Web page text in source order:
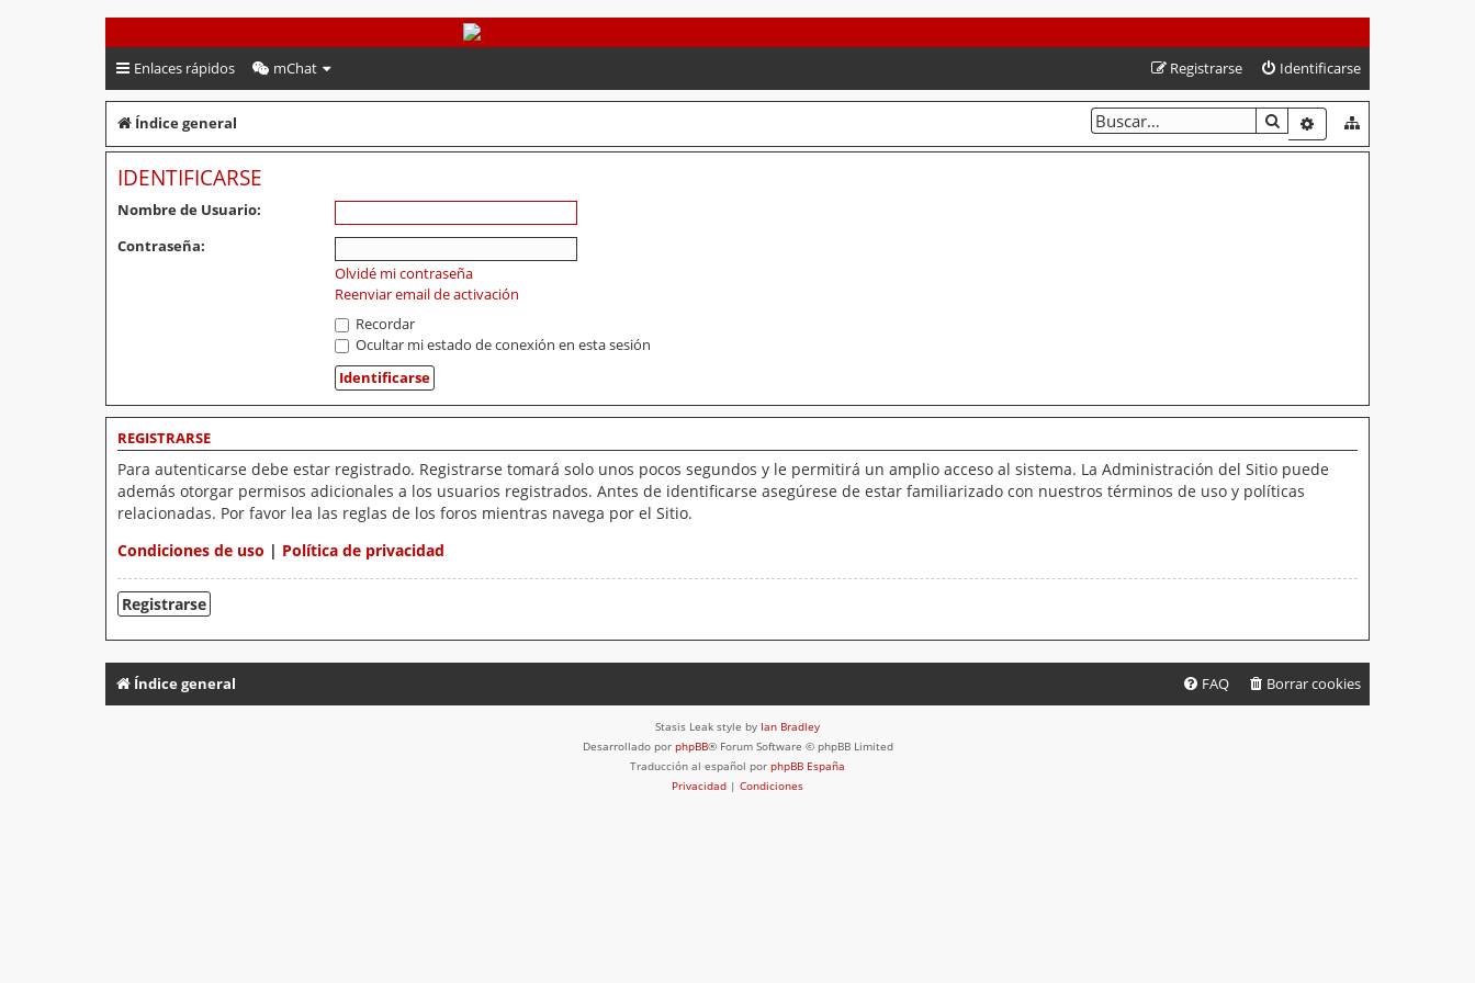
PeruVoley.com
Enlaces rápidos mChat Identificarse
Registrarse
Índice general BUSCARBÚSQUEDA
IDENTIFICARSE
Nombre de Usuario:
Contraseña:
Olvidé mi contraseña
Reenviar email de activación
Recordar
Ocultar mi estado de conexión en esta sesión
REGISTRARSE
Para autenticarse debe estar registrado. Registrarse tomará solo unos pocos segundos y le permitirá un amplio acceso al sistema. La Administración del Sitio puede
además otorgar permisos adicionales a los usuarios registrados. Antes de identificarse asegúrese de estar familiarizado con nuestros términos de uso y políticas
relacionadas. Por favor lea las reglas de los foros mientras navega por el Sitio.
Condiciones de uso | Política de privacidad
Registrarse
Índice general Borrar cookies
FAQ
Stasis Leak style by Ian Bradley
Desarrollado por phpBB® Forum Software © phpBB Limited
Traducción al español por phpBB España
Privacidad | Condiciones